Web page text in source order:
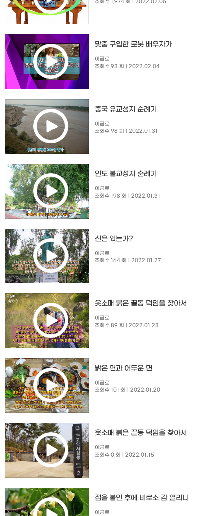
조회수 1,974 회
| 2022.02.06
맞춤 구입한 로봇 배우자가
이금로
조회수 93 회
| 2022.02.04
중국 유교성지 순례기
이금로
조회수 98 회
| 2022.01.31
인도 불교성지 순례기
이금로
조회수 198 회
| 2022.01.31
신은 있는가?
이금로
조회수 164 회
| 2022.01.27
옷소매 붉은 끝동 덕임을 찾아서
이금로
조회수 89 회
| 2022.01.23
밝은 면과 어두운 면
이금로
조회수 101 회
| 2022.01.20
옷소매 붉은 끝동 덕임을 찾아서
이금로
조회수 0 회
| 2022.01.15
접을 붙인 후에 비로소 감 열리니
이금로